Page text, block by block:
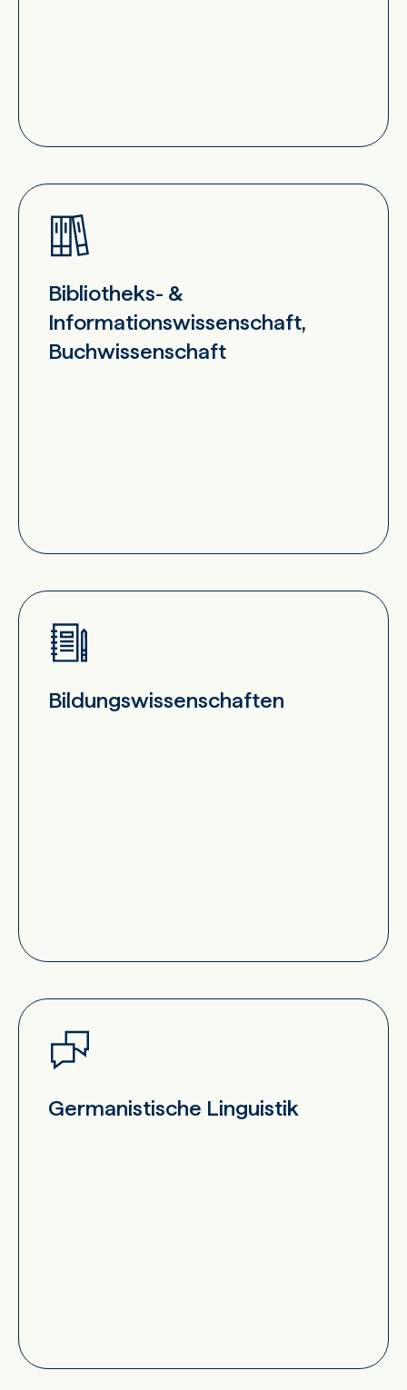
Bibliotheks- &
Informationswissenschaft,
Buchwissenschaft
Bildungswissenschaften
Germanistische Linguistik